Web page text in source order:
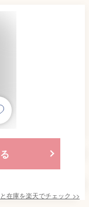
在庫を楽天でチェック >>